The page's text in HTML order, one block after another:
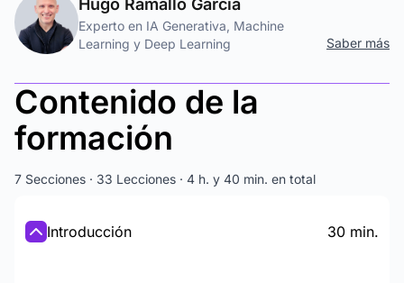
Experto en IA Generativa, Machine
Learning y Deep Learning
Saber más
Contenido de la
formación
7 Secciones · 33 Lecciones · 4 h. y 40 min. en total
Introducción 30 min.